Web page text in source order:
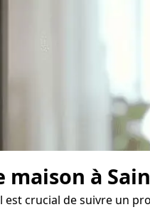
à
crucial de suivre un